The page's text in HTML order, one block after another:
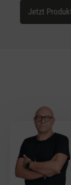
Jetzt